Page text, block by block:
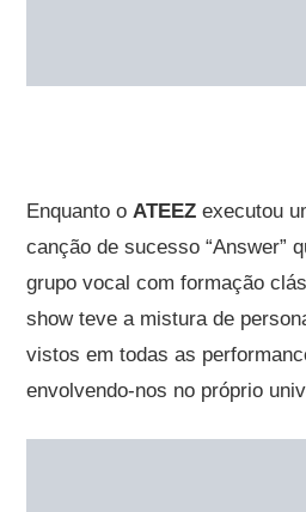
Enquanto o ATEEZ executou
canção de sucesso “Answer”
grupo vocal com formação
show teve a mistura de
vistos em todas as
envolvendo-nos no próprio